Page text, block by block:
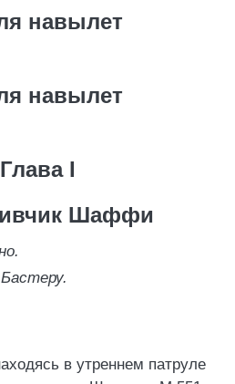
навылет
навылет
Глава I
Шаффи
в утреннем патруле